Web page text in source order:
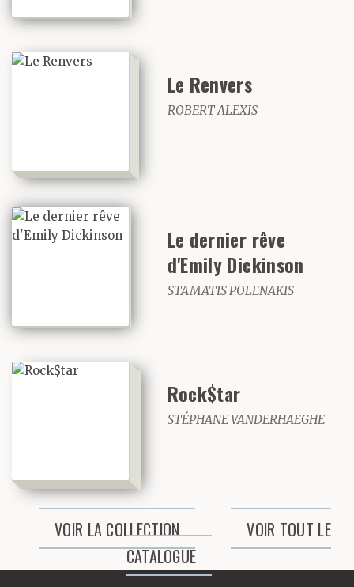
— Ça veut dire que la
plupart d’entre nous ne
pouvons jamais
sommes heureux
ou malheureux. Parfois
nous pensons une chose
et parfois l’autre. Et il
n’y a personne vers qui
espérer un arbitrage.
Le Renvers
ROBERT ALEXIS
Le dernier rêve
d'Emily Dickinson
STAMATIS POLENAKIS
Rock$tar
STÉPHANE VANDERHAEGHE
VOIR LA COLLECTION
VOIR TOUT LE
CATALOGUE